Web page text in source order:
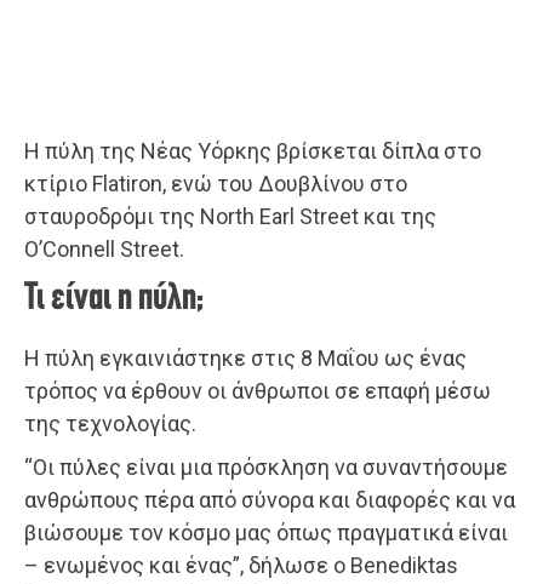
Η πύλη της Νέας Υόρκης βρίσκεται δίπλα στο
κτίριο Flatiron, ενώ του Δουβλίνου στο
σταυροδρόμι της North Earl Street και της
O’Connell Street.
Τι είναι η πύλη;
Η πύλη εγκαινιάστηκε στις 8 Μαΐου ως ένας
τρόπος να έρθουν οι άνθρωποι σε επαφή μέσω
της τεχνολογίας.
“Οι πύλες είναι μια πρόσκληση να συναντήσουμε
ανθρώπους πέρα από σύνορα και διαφορές και να
βιώσουμε τον κόσμο μας όπως πραγματικά είναι
– ενωμένος και ένας”, δήλωσε ο Benediktas